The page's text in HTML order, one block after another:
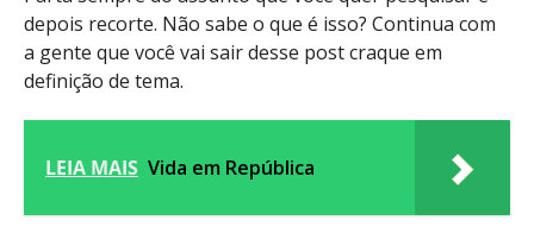
depois recorte. Não sabe o que é isso? Continua com
a gente que você vai sair desse post craque em
definição de tema.
LEIA MAIS Vida em República